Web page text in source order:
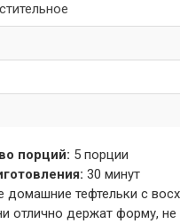
порций: 5 порции
30 минут
домашние тефтельки с
отлично держат форму, не